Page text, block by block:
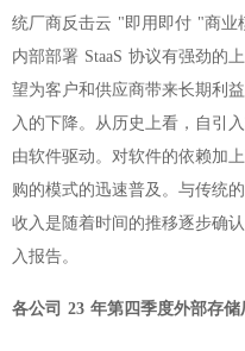
统厂商反击云 "即用即付 "商业
内部部署 StaaS 协议有强劲的
望为客户和供应商带来长期利
入的下降。从历史上看，自引
由软件驱动。对软件的依赖加
购的模式的迅速普及。与传统
收入是随着时间的推移逐步确
入报告。
各公司 23 年第四季度外部存储